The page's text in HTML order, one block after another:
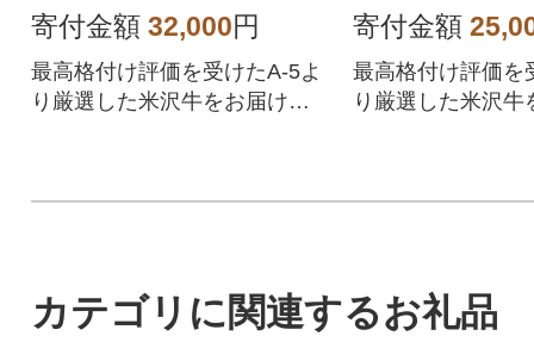
寄付金額 32,000円
最高格付け評価を受けたA-5よ
り厳選した米沢牛をお届けい
寄付金額
最高格付け評価を
り厳選した米沢牛
カテゴリに関連するお礼品